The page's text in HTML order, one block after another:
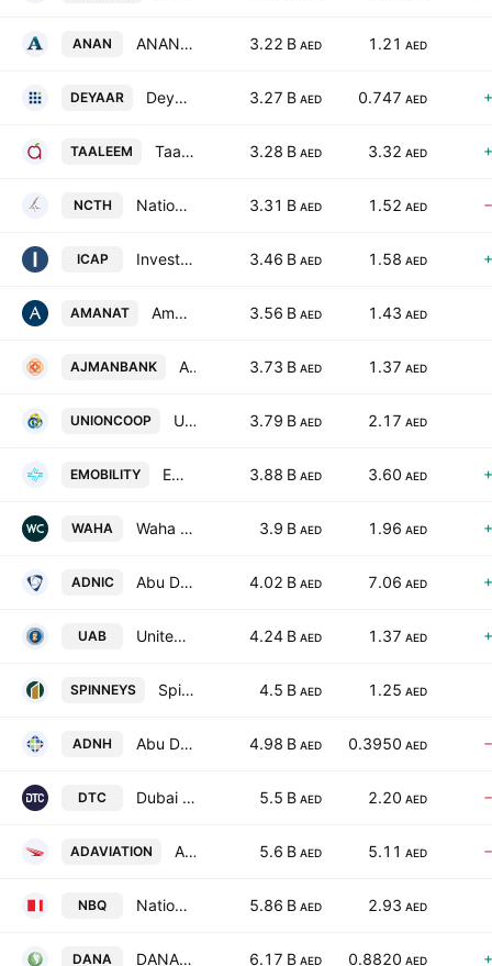
ANAN ANAN INVESTMENT HOLDING P.J.S.C 3.22 B AED 1.21 AED
DEYAAR Deyaar Development (P.J.S.C) 3.27 B AED 0.747 AED
TAALEEM Taaleem Holdings PJSC 3.28 B AED 3.32 AED
NCTH National Corporation for Tourism & Hotels 3.31 B AED 1.52 AED
ICAP Investcorp Capital PLC 3.46 B AED 1.58 AED
AMANAT Amanat Holdings PJSC 3.56 B AED 1.43 AED
AJMANBANK Ajman Bank PJSC 3.73 B AED 1.37 AED
UNIONCOOP Union Coop 3.79 B AED 2.17 AED
EMOBILITY Emirates Mobility Company 3.88 B AED 3.60 AED
WAHA Waha Capital Company 3.9 B AED 1.96 AED
ADNIC Abu Dhabi National Insurance Company 4.02 B AED 7.06 AED
UAB United Arab Bank 4.24 B AED 1.37 AED
SPINNEYS Spinneys 1961 Holding plc 4.5 B AED 1.25 AED
ADNH Abu Dhabi National Hotels Co. 4.98 B AED 0.3950 AED
DTC Dubai Taxi Co. PJSC 5.5 B AED 2.20 AED
ADAVIATION Abu Dhabi Aviation Co. 5.6 B AED 5.11 AED
NBQ National Bank of Umm Al Qaiwain 5.86 B AED 2.93 AED
DANA DANA GAS PJSC 6.17 B AED 0.8820 AED